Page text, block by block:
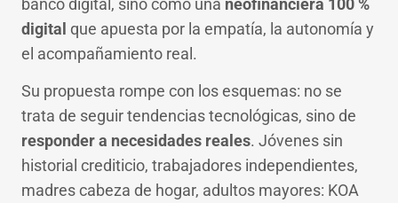
banco digital, sino como una neofinanciera 100 %
digital que apuesta por la empatía, la autonomía y
el acompañamiento real.
Su propuesta rompe con los esquemas: no se
trata de seguir tendencias tecnológicas, sino de
responder a necesidades reales. Jóvenes sin
historial crediticio, trabajadores independientes,
madres cabeza de hogar, adultos mayores: KOA